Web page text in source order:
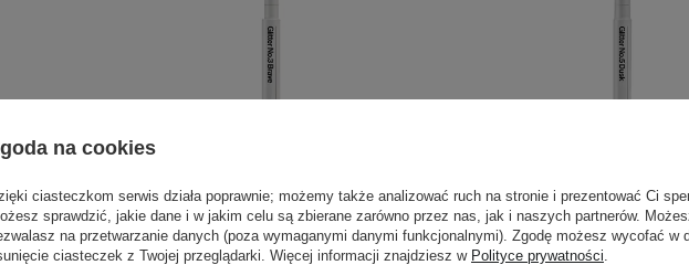
Unleashia - Pretty Easy Glitter Stick -
Brokatowa Kredka do Oczu - 3 Brave -
Unleashia - Pretty Easy
Brokatowa Kredka do
na cookies
ciasteczkom serwis działa poprawnie; możemy także analizować ruch na stronie i prezentować Ci
sprawdzić, jakie dane i w jakim celu są zbierane zarówno przez nas, jak i naszych partnerów.
na przetwarzanie danych (poza wymaganymi danymi funkcjonalnymi). Zgodę możesz wycofać w
ciasteczek z Twojej przeglądarki. Więcej informacji znajdziesz w Polityce prywatności.